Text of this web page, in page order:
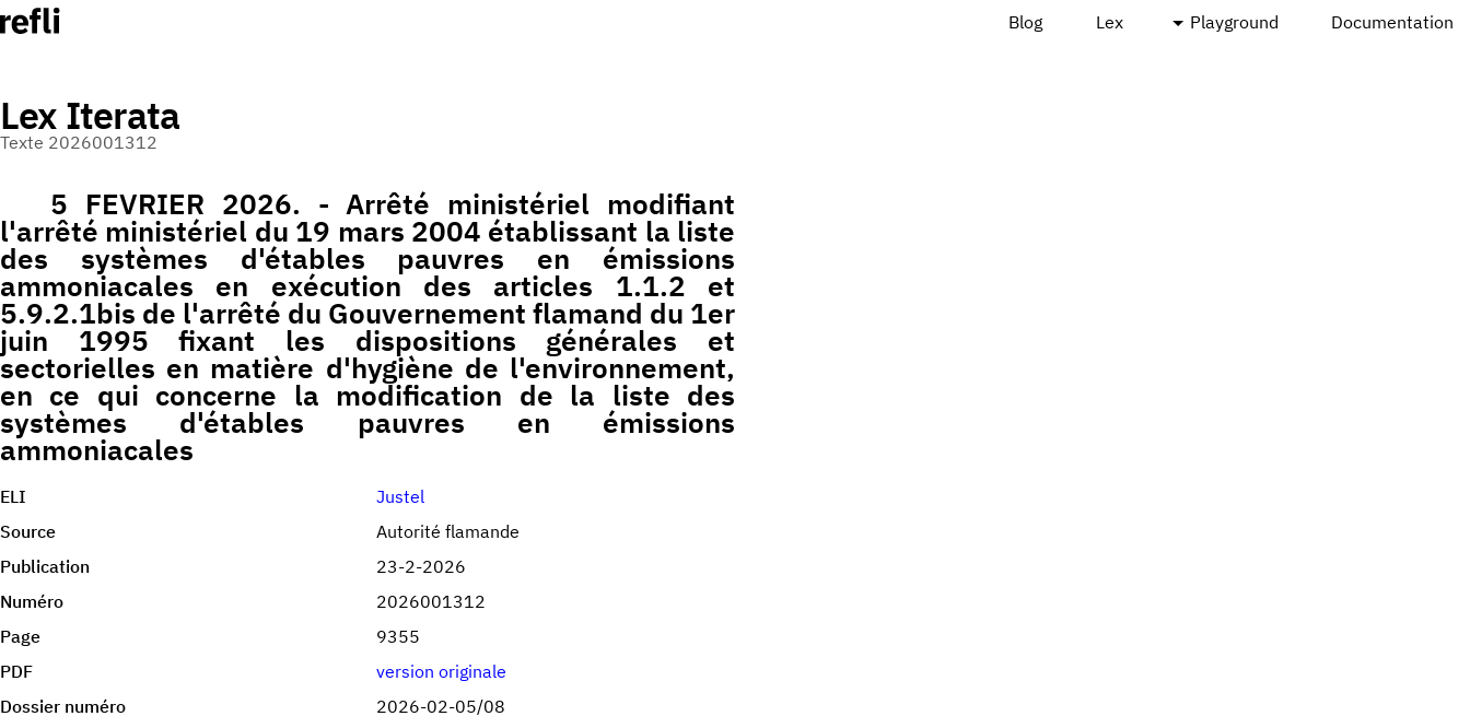
Blog Lex Playground Documentation
Lex Iterata
Texte 2026001312
5 FEVRIER 2026. - Arrêté ministériel modifiant
l'arrêté ministériel du 19 mars 2004 établissant la liste
des systèmes d'étables pauvres en émissions
ammoniacales en exécution des articles 1.1.2 et
5.9.2.1bis de l'arrêté du Gouvernement flamand du 1er
juin 1995 fixant les dispositions générales et
sectorielles en matière d'hygiène de l'environnement,
en ce qui concerne la modification de la liste des
systèmes d'étables pauvres en émissions
ammoniacales
ELI
Justel
Source
Autorité flamande
Publication
23-2-2026
Numéro
2026001312
Page
9355
PDF
version originale
Dossier numéro
2026-02-05/08